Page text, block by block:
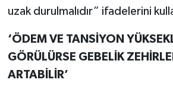
uzak durulmalıdır” ifadelerini
‘ÖDEM VE TANSİYON
GÖRÜLÜRSE GEBELİK
ARTABİLİR’